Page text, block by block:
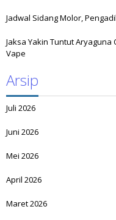
Jadwal Sidang Molor,
Jaksa Yakin Tuntut
Vape
Arsip
Juli 2026
Juni 2026
Mei 2026
April 2026
Maret 2026